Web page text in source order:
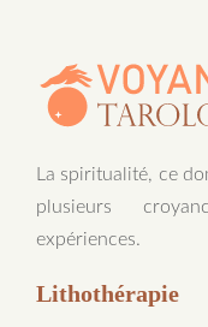
La spiritualité, ce
plusieurs
expériences.
Lithothérapie